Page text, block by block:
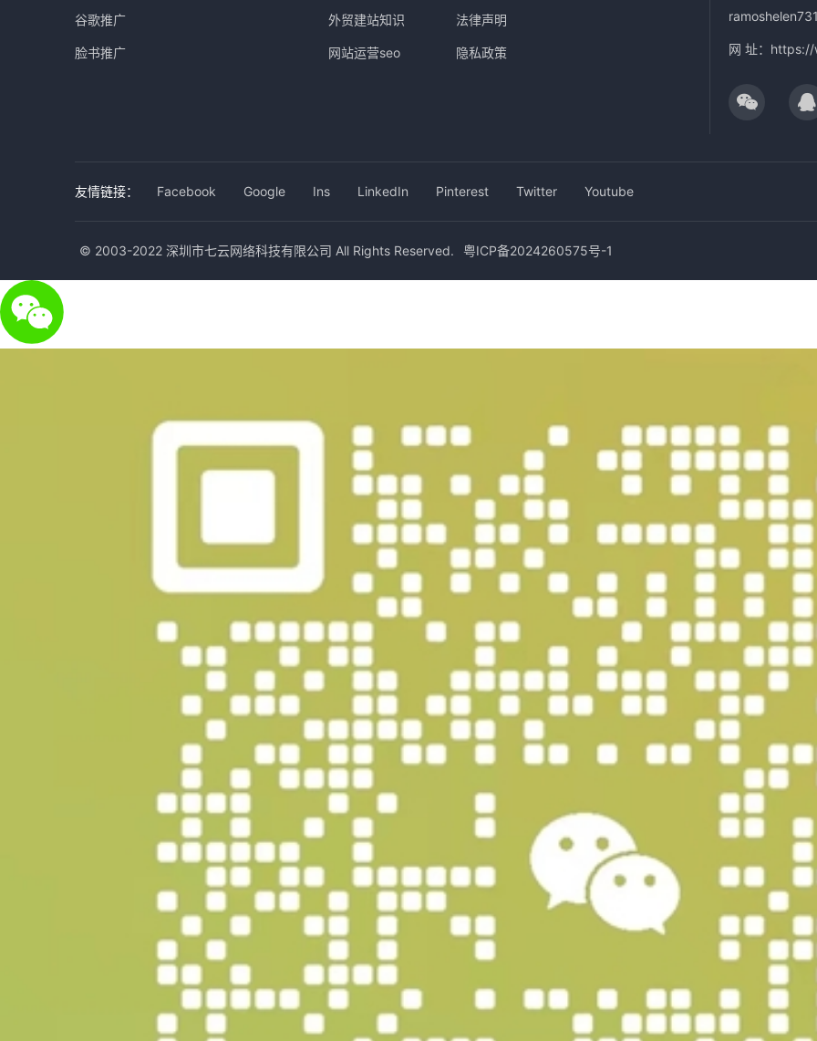
谷歌推广
脸书推广
外贸建站知识
网站运营seo
法律声明
隐私政策 网 址： https://
友情链接： Facebook Google Ins LinkedIn Pinterest Twitter Youtube
© 2003-2022 深圳市七云网络科技有限公司 All Rights Reserved. 粤ICP备2024260575号-1